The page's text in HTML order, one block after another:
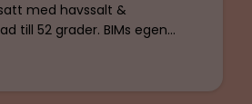
med havssalt &
till 52 grader. BIMs egen
Glutenfri & Laktosfri.